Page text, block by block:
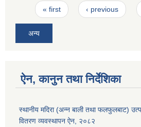
Pages
« first ‹ previous
अन्य
ऐन, कानुन तथा निर्देशिका
स्थानीय मदिरा (अन्न बाली तथा फलफुलबाट)
वितरण व्यवस्थापन ऐन, २०८२